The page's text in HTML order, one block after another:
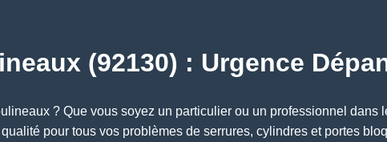
(92130) : Urgence
? Que vous soyez un particulier ou un professionnel dans
pour tous vos problèmes de serrures, cylindres et portes